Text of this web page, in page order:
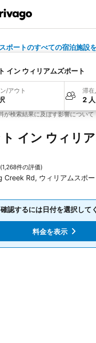
ポートのすべての宿泊施設
イン ウィリアムズポート
/アウト 滞在
2
が検索結果に及ぼす影響について
イン ウィリ
ク
(1,268件の評価)
Creek Rd, ウィリアムスポ
認するには日付を選択して
料金を表示
認するには日付を選択して
料金を表示